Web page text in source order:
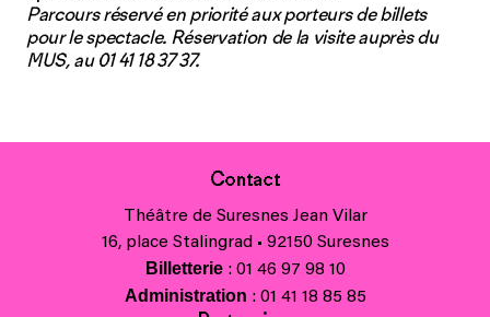
Parcours réservé en priorité aux porteurs de billets
pour le spectacle. Réservation de la visite auprès du
MUS, au 01 41 18 37 37.
Contact
Théâtre de Suresnes Jean Vilar
16, place Stalingrad • 92150 Suresnes
Billetterie: 01 46 97 98 10
Administration : 01 41 18 85 85